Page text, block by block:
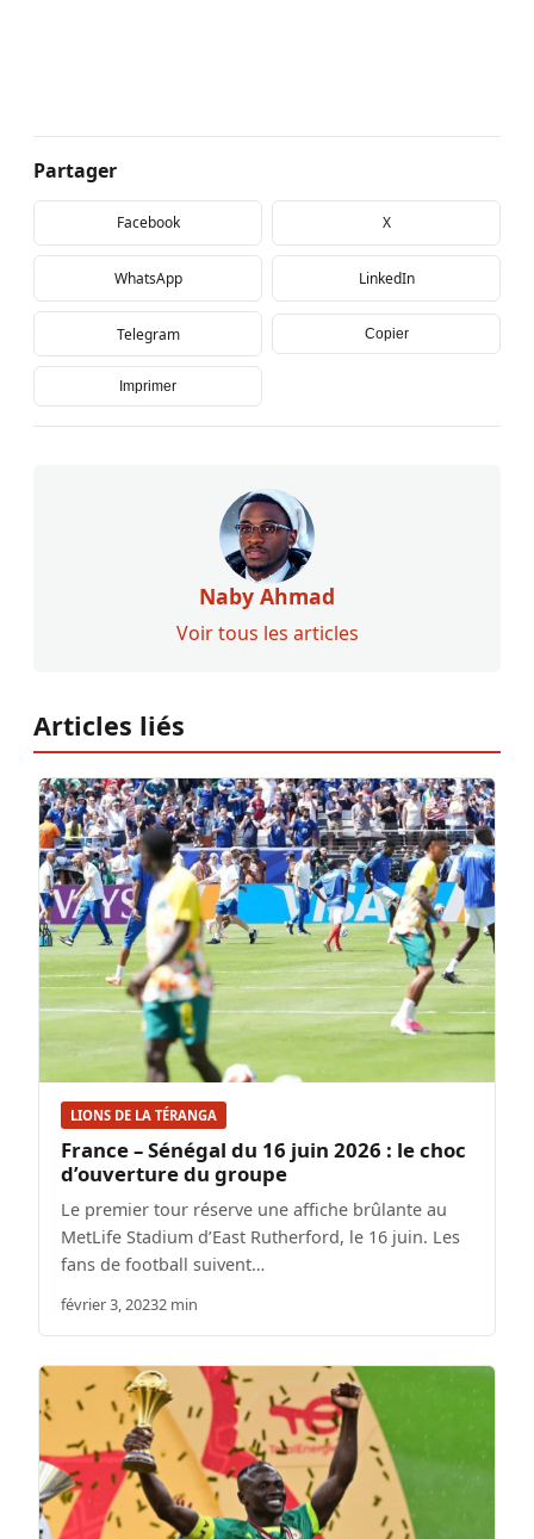
Partager
Facebook X
WhatsApp LinkedIn
Telegram Copier
Imprimer
Naby Ahmad
Voir tous les articles
Articles liés
LIONS DE LA TÉRANGA
France – Sénégal du 16 juin 2026 : le choc
d’ouverture du groupe
Le premier tour réserve une affiche brûlante au
MetLife Stadium d’East Rutherford, le 16 juin. Les
fans de football suivent…
février 3, 20232 min